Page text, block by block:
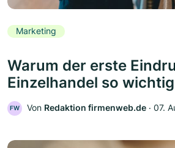
Marketing
Warum der erste
Einzelhandel so
FW Von Redaktion firmenweb.de ‧ 07.